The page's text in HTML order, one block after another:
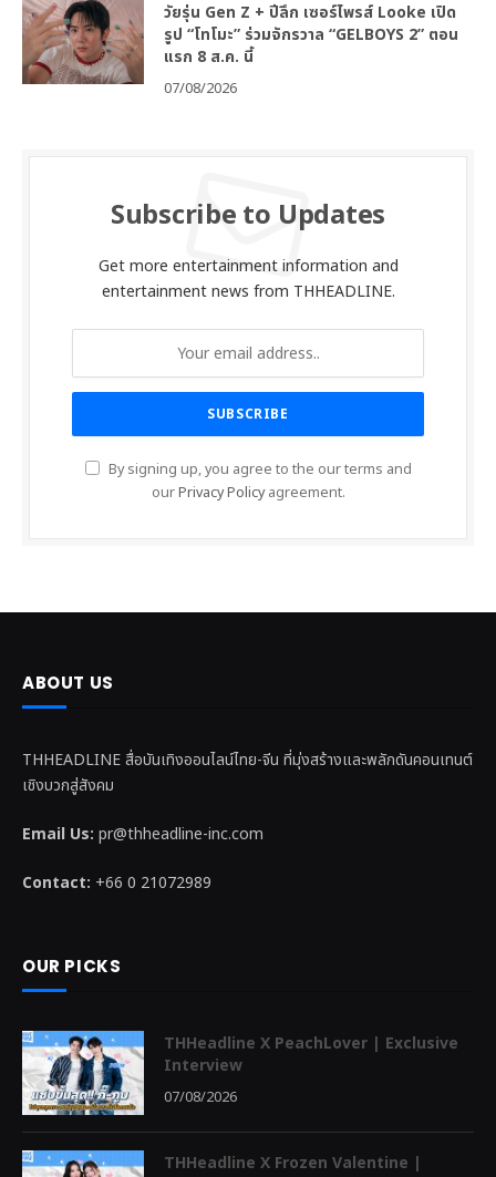
วัยรุ่น Gen Z + ปีลึก เซอร์ไพรส์ Looke เปิด
รูป “โทโมะ” ร่วมจักรวาล “GELBOYS 2” ตอน
แรก 8 ส.ค. นี้
07/08/2026
Subscribe to Updates
Get more entertainment information and
entertainment news from THHEADLINE.
By signing up, you agree to the our terms and
ourPrivacy Policyagreement.
ABOUT US
THHEADLINE สื่อบันเทิงออนไลน์ไทย-จีน ที่มุ่งสร้างและพลักดันคอนเทนต์
เชิงบวกสู่สังคม
Email Us: pr@thheadline-inc.com
Contact: +66 0 21072989
OUR PICKS
THHeadline X PeachLover | Exclusive
Interview
07/08/2026
THHeadline X Frozen Valentine |